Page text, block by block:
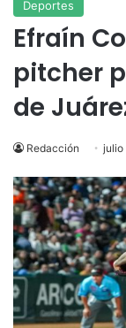
Deportes
Efraín
pitcher
de
Redacción julio